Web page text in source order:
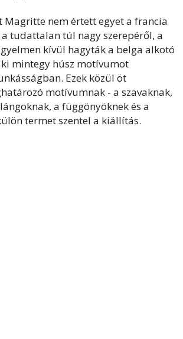
Magritte nem értett egyet a francia
tudattalan túl nagy szerepéről, a
kívül hagyták a belga alkotó
mintegy húsz motívumot
Ezek közül öt
motívumnak - a szavaknak,
a függönyöknek és a
termet szentel a kiállítás.